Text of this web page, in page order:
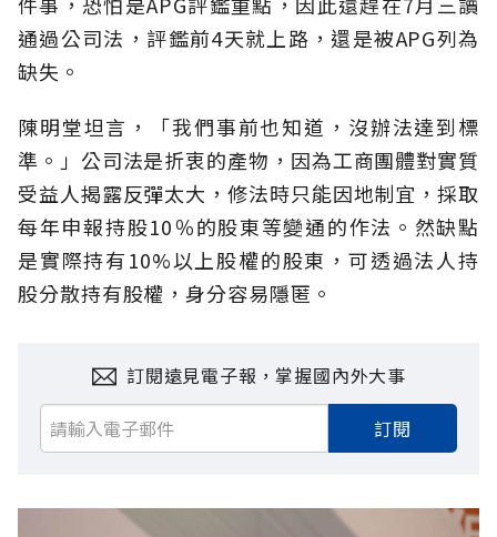
通過公司法，評鑑前4天就上路，還是被APG列為
缺失。
陳明堂坦言，「我們事前也知道，沒辦法達到標
準。」公司法是折衷的產物，因為工商團體對實質
受益人揭露反彈太大，修法時只能因地制宜，採取
每年申報持股10％的股東等變通的作法。然缺點
是實際持有10%以上股權的股東，可透過法人持
股分散持有股權，身分容易隱匿。
訂閱遠見電子報，掌握國內外大事
訂閱